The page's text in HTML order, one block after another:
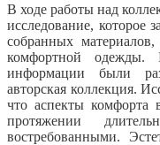
В ходе работы над
исследование, которое
собранных
комфортной одежды.
информации были
авторская коллекция.
что аспекты комфорта
протяжении
востребованными.